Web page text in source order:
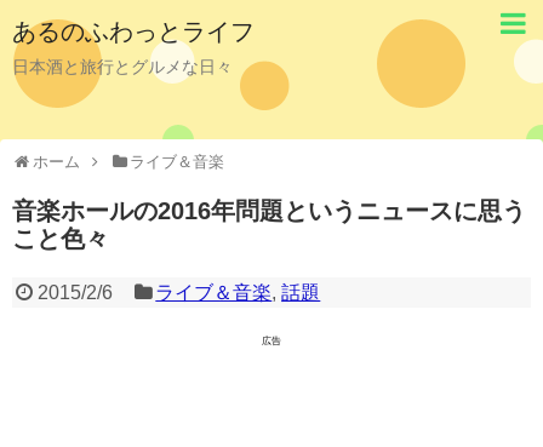
あるのふわっとライフ
日本酒と旅行とグルメな日々
ホーム ライブ＆音楽
音楽ホールの2016年問題というニュースに思う
こと色々
2015/2/6 ライブ＆音楽,話題
広告